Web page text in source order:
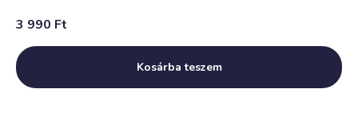
3 990 Ft
Kosárba teszem